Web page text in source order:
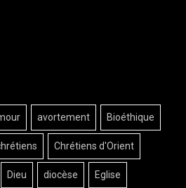
avortement Bioéthique
Chrétiens d'Orient
Dieu diocèse Eglise